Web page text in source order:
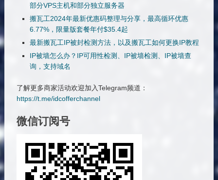
部分VPS主机和部分独立服务器
搬瓦工2024年最新优惠码整理与分享，最高循环优惠
6.77%，限量版套餐年付$35.4起
最新搬瓦工IP被封检测方法，以及搬瓦工如何更换IP教程
IP被墙怎么办？IP可用性检测、IP被墙检测、IP被墙查
询，支持域名
了解更多商家活动欢迎加入Telegram频道：
https://t.me/idcofferchannel
微信订阅号